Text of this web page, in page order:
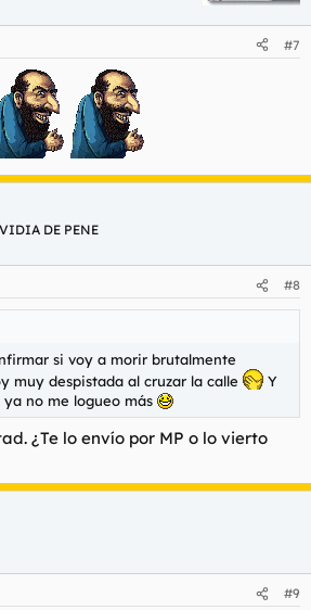
#7
DE PENE
#8
si voy a morir brutalmente
muy despistada al cruzar la calle
Y
no me logueo más
¿Te lo envío por MP o lo vierto
#9